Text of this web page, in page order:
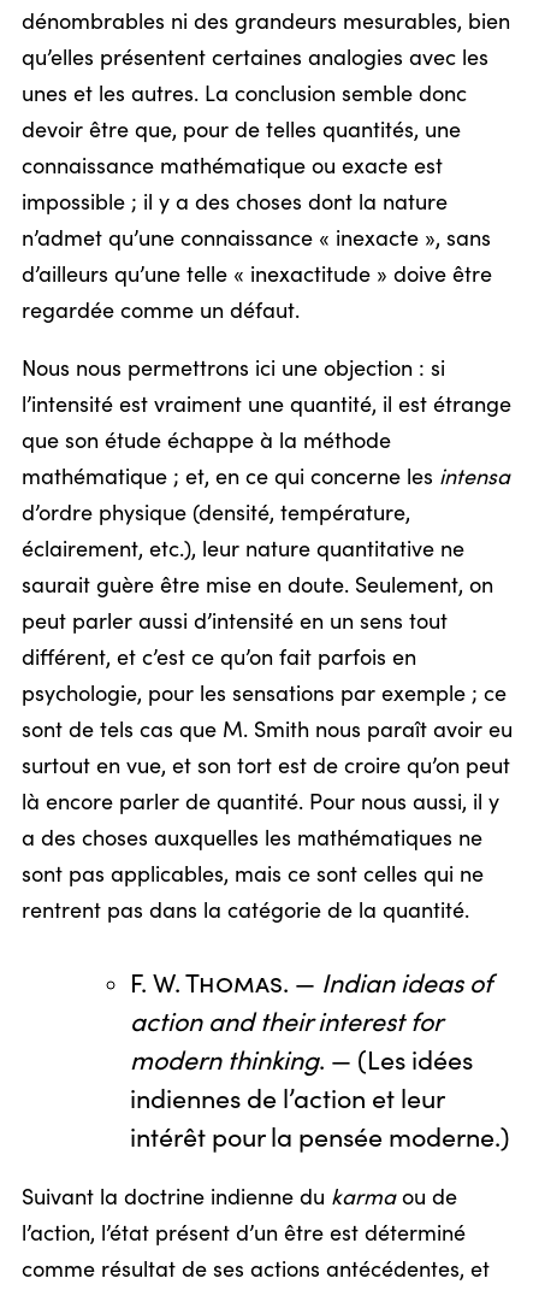
dénombrables ni des grandeurs mesurables, bien
qu’elles présentent certaines analogies avec les
unes et les autres. La conclusion semble donc
devoir être que, pour de telles quantités, une
connaissance mathématique ou exacte est
impossible ; il y a des choses dont la nature
n’admet qu’une connaissance « inexacte », sans
d’ailleurs qu’une telle « inexactitude » doive être
regardée comme un défaut.
Nous nous permettrons ici une objection : si
l’intensité est vraiment une quantité, il est étrange
que son étude échappe à la méthode
mathématique ; et, en ce qui concerne les intensa
d’ordre physique (densité, température,
éclairement, etc.), leur nature quantitative ne
saurait guère être mise en doute. Seulement, on
peut parler aussi d’intensité en un sens tout
différent, et c’est ce qu’on fait parfois en
psychologie, pour les sensations par exemple ; ce
sont de tels cas que M. Smith nous paraît avoir eu
surtout en vue, et son tort est de croire qu’on peut
là encore parler de quantité. Pour nous aussi, il y
a des choses auxquelles les mathématiques ne
sont pas applicables, mais ce sont celles qui ne
rentrent pas dans la catégorie de la quantité.
F. W. Thomas. — Indian ideas of
action and their interest for
modern thinking. — (Les idées
indiennes de l’action et leur
intérêt pour la pensée moderne.)
Suivant la doctrine indienne du karmaou de
l’action, l’état présent d’un être est déterminé
comme résultat de ses actions antécédentes, et